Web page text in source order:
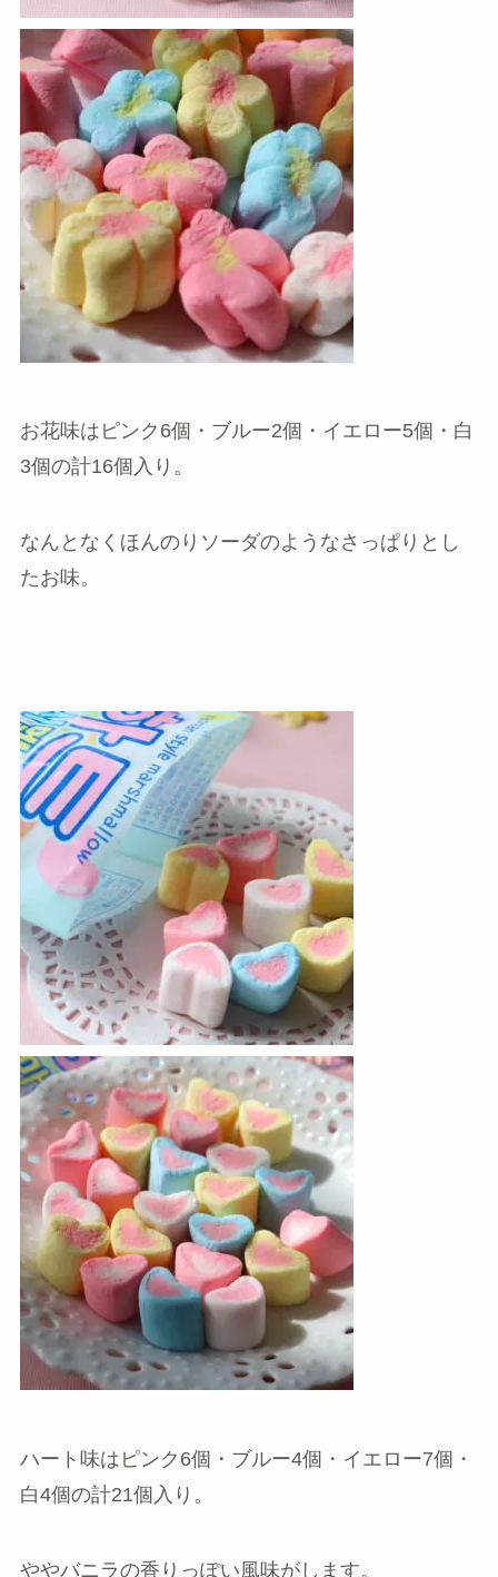
お花味はピンク6個・ブルー2個・イエロー5個・白
3個の計16個入り。
なんとなくほんのりソーダのようなさっぱり とし
たお味。
ハート味はピンク6個・ブルー4個・イエロー7個・
白4個の計21個入り。
ややバニラの香りっぽい風味がします。